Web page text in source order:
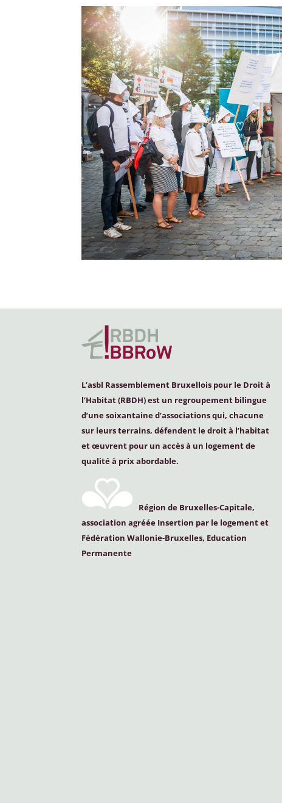
L’asbl Rassemblement Bruxellois pour le Droit à
l’Habitat (RBDH) est un regroupement bilingue
d’une soixantaine d’associations qui, chacune
sur leurs terrains, défendent le droit à l’habitat
et œuvrent pour un accès à un logement de
qualité à prix abordable.
Région de Bruxelles-Capitale,
association agréée Insertion par le logement et
Fédération Wallonie-Bruxelles, Education
Permanente